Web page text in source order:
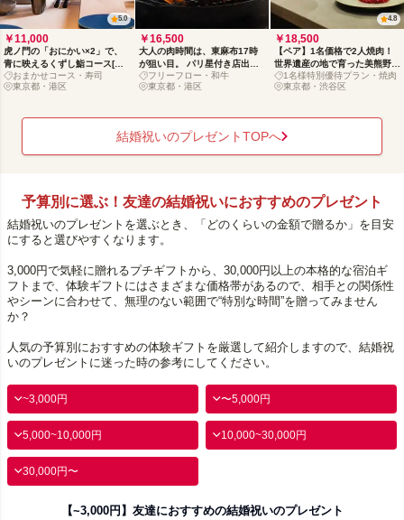
5.0
￥11,000
虎ノ門の「おにかい×2」で、
青に映えるくずし鮨コース[月
火水20時半限定]
おまかせコース・寿司
東京都・港区
￥16,500
大人の肉時間は、東麻布17時
が狙い目。 パリ星付き店出身
シェフが贈る、黒毛和牛コース
（フリーフロー付）
フリーフロー・和牛
東京都・港区
4.8
￥18,500
【ペア】1名価格で2人焼肉！
世界遺産の地で育った美熊野牛
を味わう恵比寿時間
1名様特別優待プラン・焼肉
東京都・渋谷区
結婚祝いのプレゼントTOPへ
予算別に選ぶ！友達の結婚祝いにおすすめのプレゼント
結婚祝いのプレゼントを選ぶとき、「どのくらいの金額で贈るか」を目安
にすると選びやすくなります。
3,000円で気軽に贈れるプチギフトから、30,000円以上の本格的な宿泊ギ
フトまで、体験ギフトにはさまざまな価格帯があるので、相手との関係性
やシーンに合わせて、無理のない範囲で“特別な時間”を贈ってみません
か？
人気の予算別におすすめの体験ギフトを厳選して紹介しますので、結婚祝
いのプレゼントに迷った時の参考にしてください。
~3,000円 〜5,000円
5,000~10,000円 10,000~30,000円
30,000円〜
【~3,000円】友達におすすめの結婚祝いのプレゼント